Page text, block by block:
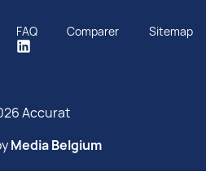
FAQ Comparer Sitemap
Accurat
Media Belgium